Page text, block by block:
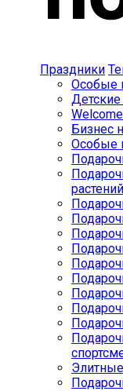
Праздники
Особые
Бизнес
Особые
растений